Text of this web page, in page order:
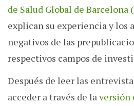
de Salud Global de Barcelona
explican su experiencia y los
negativos de las
respectivos campos de
Después de leer las
acceder a través de laversión